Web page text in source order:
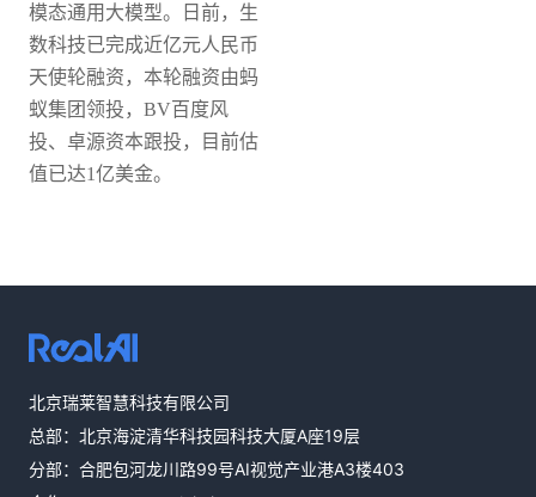
模态通用大模型。日前，生
数科技已完成近亿元人民币
天使轮融资，本轮融资由蚂
蚁集团领投，BV百度风
投、卓源资本跟投，目前估
值已达1亿美金。
北京瑞莱智慧科技有限公司
总部：北京海淀清华科技园科技大厦A座19层
分部：合肥包河龙川路99号AI视觉产业港A3楼403
邮件咨询
contact@realai.ai